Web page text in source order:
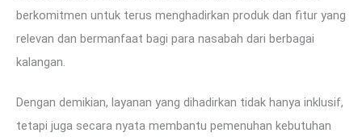
berkomitmen untuk terus menghadirkan produk dan fitur yang
relevan dan bermanfaat bagi para nasabah dari berbagai
kalangan.
Dengan demikian, layanan yang dihadirkan tidak hanya inklusif,
tetapi juga secara nyata membantu pemenuhan kebutuhan